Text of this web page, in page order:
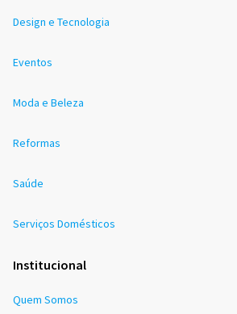
Design e Tecnologia
Eventos
Moda e Beleza
Reformas
Saúde
Serviços Domésticos
Institucional
Quem Somos